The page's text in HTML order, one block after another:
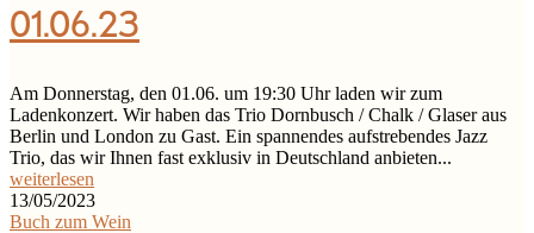
01.06.23
Am Donnerstag, den 01.06. um 19:30 Uhr laden wir zum
Ladenkonzert. Wir haben das Trio Dornbusch / Chalk / Glaser aus
Berlin und London zu Gast. Ein spannendes aufstrebendes Jazz
Trio, das wir Ihnen fast exklusiv in Deutschland anbieten...
weiterlesen
13/05/2023
Buch zum Wein